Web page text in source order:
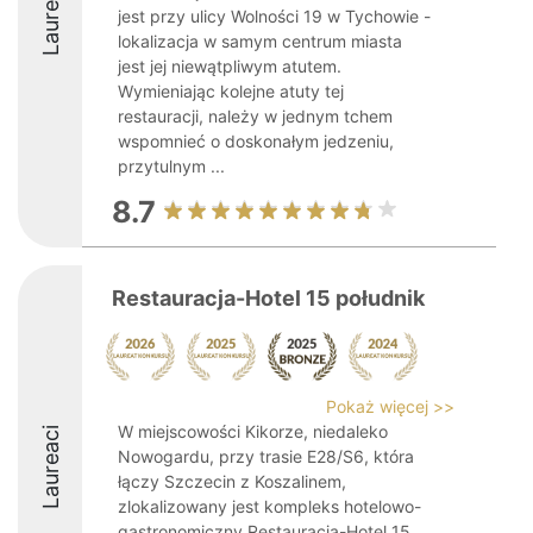
jest przy ulicy Wolności 19 w Tychowie -
lokalizacja w samym centrum miasta
jest jej niewątpliwym atutem.
Wymieniając kolejne atuty tej
restauracji, należy w jednym tchem
wspomnieć o doskonałym jedzeniu,
przytulnym ...
8.7
Laureaci
Restauracja-Hotel 15 południk
Pokaż więcej >>
W miejscowości Kikorze, niedaleko
Nowogardu, przy trasie E28/S6, która
łączy Szczecin z Koszalinem,
zlokalizowany jest kompleks hotelowo-